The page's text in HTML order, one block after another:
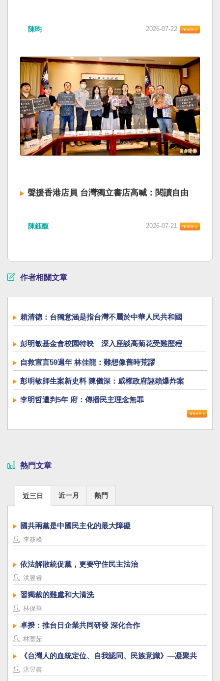
陳昀 2026-07-22
聲援香港店員 台灣獨立書店高喊：閱讀自由
陳鈺馥 2026-07-21
作者相關文章
賴清德：台獨意涵是指台灣不屬於中華人民共和國
彭明敏基金會校園特映 深入座談高菊花受難歷程
自救宣言59週年 林佳龍：難想像舊時荒謬
彭明敏師生案新史料 陳儀深：威權政府誣賴爆炸案
李明哲遭判5年 府：傳播民主理念無罪
熱門文章
近三日 近一月 熱門
國共兩黨是中國民主化的最大障礙
李筱峰
依法解散統促黨，更要守住民主法治
洪昱睿
習獨裁的難處和大清洗
林保華
卓揆：推台日企業共同研發 深化合作
林薏茹
《台灣人的血統定位、自我認同、民族意識》—凝聚共
識，建立台灣國族認同
洪昱睿